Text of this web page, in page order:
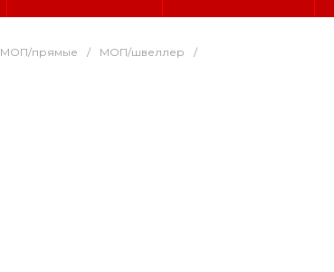
МОП/прямые / МОП/швеллер
/